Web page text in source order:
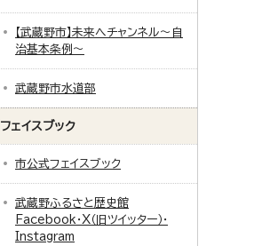
【武蔵野市】未来へチャンネル～自
治基本条例～
武蔵野市水道部
フェイスブック
市公式フェイスブック
武蔵野ふるさと歴史館
Facebook・X（旧ツイッター）・
Instagram